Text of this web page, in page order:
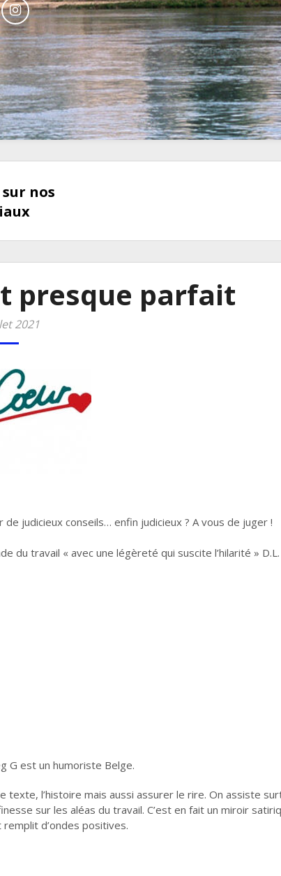
nos
presque parfait
2021
judicieux conseils… enfin judicieux ? A vous de juger !
du travail « avec une légèreté qui suscite l’hilarité » D.L.
G est un humoriste Belge.
l’histoire mais aussi assurer le rire. On assiste
sur les aléas du travail. C’est en fait un miroir
d’ondes positives.